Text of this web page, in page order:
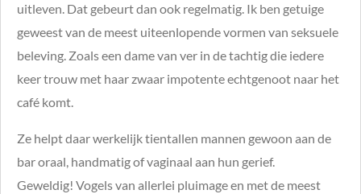
uitleven. Dat gebeurt dan ook regelmatig. Ik ben getuige
geweest van de meest uiteenlopende vormen van seksuele
beleving. Zoals een dame van ver in de tachtig die iedere
keer trouw met haar zwaar impotente echtgenoot naar het
café komt.
Ze helpt daar werkelijk tientallen mannen gewoon aan de
bar oraal, handmatig of vaginaal aan hun gerief.
Geweldig! Vogels van allerlei pluimage en met de meest